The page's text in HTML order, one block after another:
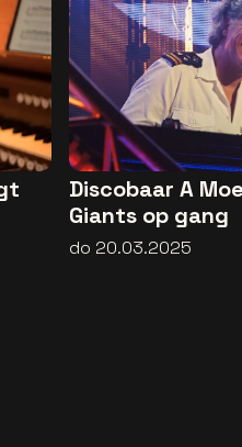
Discobaar A
Giants op gang
do 20.03.2025